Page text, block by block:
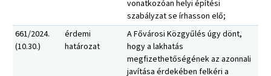
vonatkozóan helyi építési
szabályzat se írhasson elő;
661/2024.
(10.30.)
érdemi
határozat
A Fővárosi Közgyűlés úgy dönt,
hogy a lakhatás
megfizethetőségének az azonnali
javítása érdekében felkéri a